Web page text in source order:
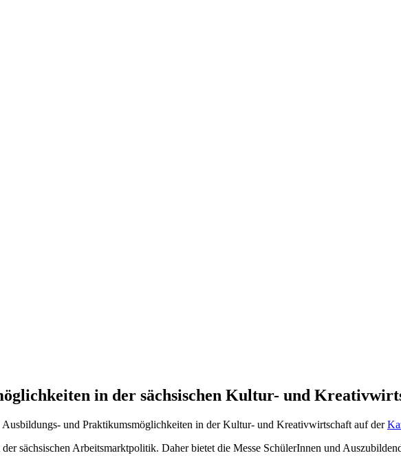
in der sächsischen Kultur- und
Ausbildungs- und Praktikumsmöglichkeiten in der Kultur- und Kreativwirtschaft auf der
sächsischen Arbeitsmarktpolitik. Daher bietet die Messe SchülerInnen und